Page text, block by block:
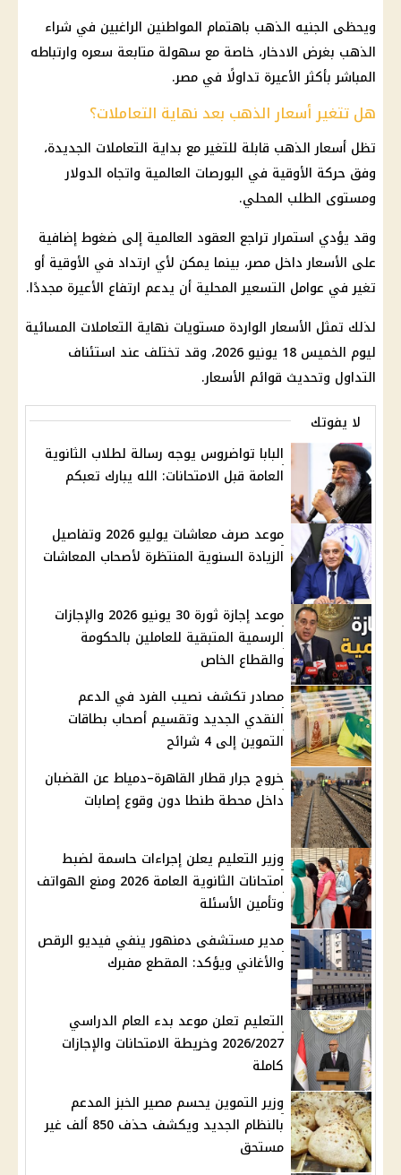
ويحظى الجنيه الذهب باهتمام المواطنين الراغبين في شراء
الذهب بغرض الادخار، خاصة مع سهولة متابعة سعره وارتباطه
المباشر بأكثر الأعيرة تداولًا في مصر.
هل تتغير أسعار الذهب بعد نهاية التعاملات؟
تظل أسعار الذهب قابلة للتغير مع بداية التعاملات الجديدة،
وفق حركة الأوقية في البورصات العالمية واتجاه الدولار
ومستوى الطلب المحلي.
وقد يؤدي استمرار تراجع العقود العالمية إلى ضغوط إضافية
على الأسعار داخل مصر، بينما يمكن لأي ارتداد في الأوقية أو
تغير في عوامل التسعير المحلية أن يدعم ارتفاع الأعيرة مجددًا.
لذلك تمثل الأسعار الواردة مستويات نهاية التعاملات المسائية
ليوم الخميس 18 يونيو 2026، وقد تختلف عند استئناف
التداول وتحديث قوائم الأسعار.
لا يفوتك
البابا تواضروس يوجه رسالة لطلاب الثانوية
العامة قبل الامتحانات: الله يبارك تعبكم
موعد صرف معاشات يوليو 2026 وتفاصيل
الزيادة السنوية المنتظرة لأصحاب المعاشات
موعد إجازة ثورة 30 يونيو 2026 والإجازات
الرسمية المتبقية للعاملين بالحكومة
والقطاع الخاص
مصادر تكشف نصيب الفرد في الدعم
النقدي الجديد وتقسيم أصحاب بطاقات
التموين إلى 4 شرائح
خروج جرار قطار القاهرة–دمياط عن القضبان
داخل محطة طنطا دون وقوع إصابات
وزير التعليم يعلن إجراءات حاسمة لضبط
امتحانات الثانوية العامة 2026 ومنع الهواتف
وتأمين الأسئلة
مدير مستشفى دمنهور ينفي فيديو الرقص
والأغاني ويؤكد: المقطع مفبرك
التعليم تعلن موعد بدء العام الدراسي
2026/2027 وخريطة الامتحانات والإجازات
كاملة
وزير التموين يحسم مصير الخبز المدعم
بالنظام الجديد ويكشف حذف 850 ألف غير
مستحق